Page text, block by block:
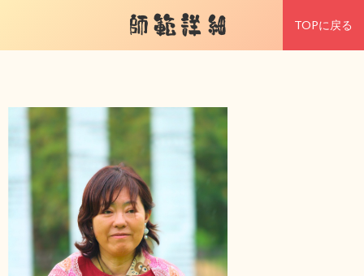
師範詳細 TOPに戻る